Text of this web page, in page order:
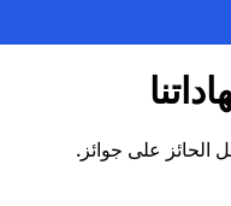
على جوائز.